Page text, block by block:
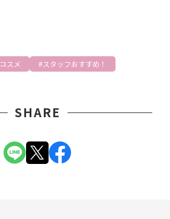
コスメ スタッフおすすめ！
SHARE